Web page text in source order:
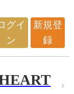
グイ
ン
新規登
録